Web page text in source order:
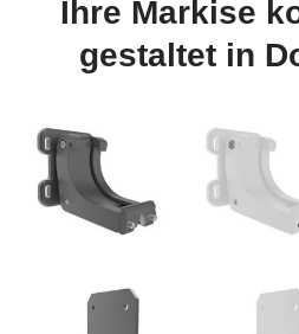
Ihre Markise
gestaltet in